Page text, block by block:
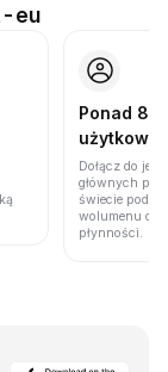
eu
Ponad 86
Dołącz do
głównych
świecie pod
wolumenu
płynności.